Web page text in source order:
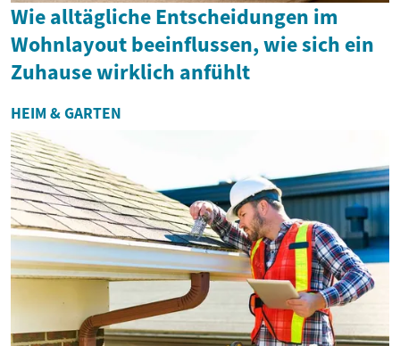
Wie alltägliche Entscheidungen im
Wohnlayout beeinflussen, wie sich ein
Zuhause wirklich anfühlt
HEIM & GARTEN